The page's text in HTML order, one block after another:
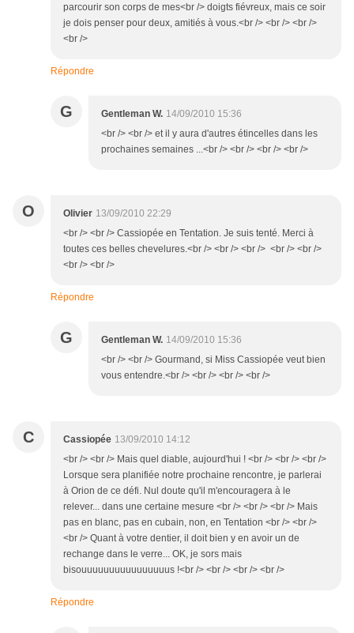
parcourir son corps de mes<br /> doigts fiévreux, mais ce soir
je dois penser pour deux, amitiés à vous.<br /> <br /> <br />
<br />
Répondre
G Gentleman W. 14/09/2010 15:36
<br /> <br /> et il y aura d'autres étincelles dans les
prochaines semaines ...<br /> <br /> <br /> <br />
O Olivier 13/09/2010 22:29
<br /> <br /> Cassiopée en Tentation. Je suis tenté. Merci à
toutes ces belles chevelures.<br /> <br /> <br /> <br /> <br />
<br /> <br />
Répondre
G Gentleman W. 14/09/2010 15:36
<br /> <br /> Gourmand, si Miss Cassiopée veut bien
vous entendre.<br /> <br /> <br /> <br />
C Cassiopée 13/09/2010 14:12
<br /> <br /> Mais quel diable, aujourd'hui ! <br /> <br /> <br />
Lorsque sera planifiée notre prochaine rencontre, je parlerai
à Orion de ce défi. Nul doute qu'il m'encouragera à le
relever... dans une certaine mesure <br /> <br /> <br /> Mais
pas en blanc, pas en cubain, non, en Tentation <br /> <br />
<br /> Quant à votre dentier, il doit bien y en avoir un de
rechange dans le verre... OK, je sors mais
bisouuuuuuuuuuuuuuuus !<br /> <br /> <br /> <br />
Répondre